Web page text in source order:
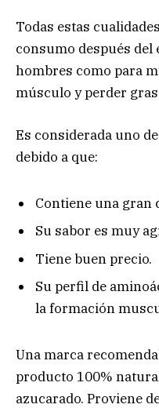
Todas estas
consumo después
hombres como para
músculo y perder
Es considerada uno
debido a que:
Contiene una gran
Su sabor es muy
Tiene buen precio.
Su perfil de
la formación
Una marca
producto 100%
azucarado. Proviene